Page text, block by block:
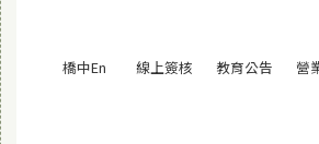
橋中En (另開視窗)
線上簽核 (另開視窗)
教育公告 (另開
營